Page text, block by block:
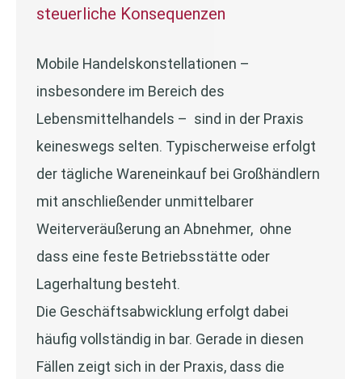
steuerliche Konsequenzen
Mobile Handelskonstellationen –
insbesondere im Bereich des
Lebensmittelhandels – sind in der Praxis
keineswegs selten. Typischerweise erfolgt
der tägliche Wareneinkauf bei Großhändlern
mit anschließender unmittelbarer
Weiterveräußerung an Abnehmer, ohne
dass eine feste Betriebsstätte oder
Lagerhaltung besteht.
Die Geschäftsabwicklung erfolgt dabei
häufig vollständig in bar. Gerade in diesen
Fällen zeigt sich in der Praxis, dass die